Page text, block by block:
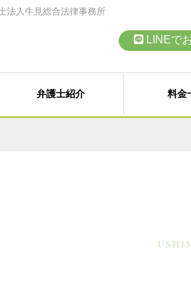
法人牛見総合法律事務所
LINEで
事業再
弁護士紹介 料金